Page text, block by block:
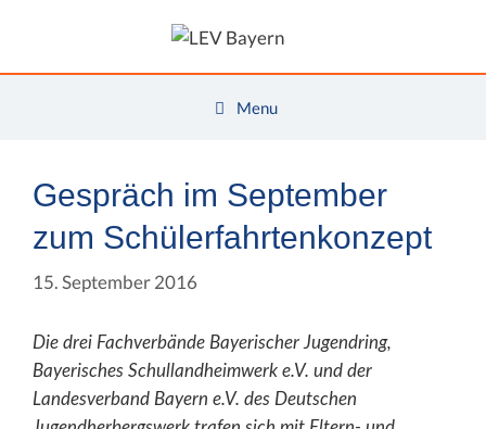
Menu
Gespräch im September
zum Schülerfahrtenkonzept
15. September 2016
Die drei Fachverbände Bayerischer Jugendring,
Bayerisches Schullandheimwerk e.V. und der
Landesverband Bayern e.V. des Deutschen